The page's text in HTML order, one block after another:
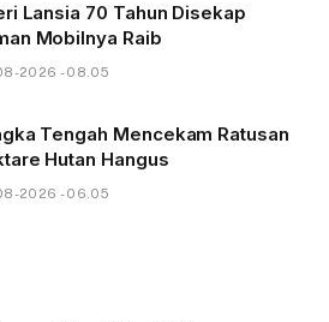
Lansia 70 Tahun Disekap
Mobilnya Raib
2026 - 08.05
Tengah Mencekam Ratusan
Hutan Hangus
2026 - 06.05